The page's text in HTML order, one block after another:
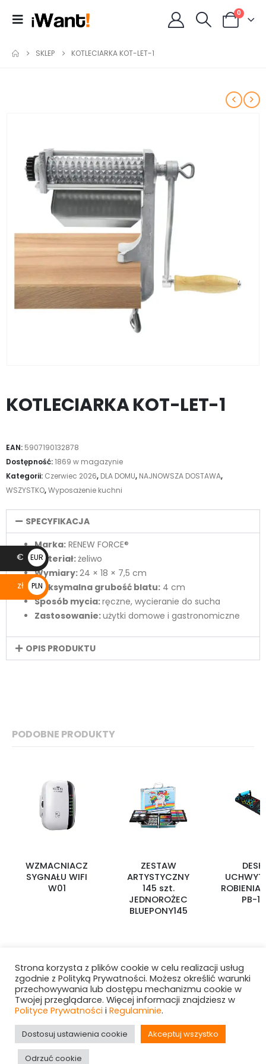
0
SKLEP KOTLECIARKA KOT-LET-1
KOTLECIARKA KOT-LET-1
EAN: 5907190132878
Dostępność:1869 w magazynie
Kategorii: Czerwiec 2026, DLA DOMU, NAJNOWSZA DOSTAWA,
WSZYSTKO,Wyposażenie kuchni
SPECYFIKACJA
Marka: RENEW FORCE®
Materiał:żeliwo
Wymiary:24 × 18 × 7,5 cm
Maksymalna grubość blatu: 4 cm
Sposób mycia:ręczne, wycieranie do sucha
Zastosowanie:użytki domowe i gastronomiczne
OPIS PRODUKTU
PODOBNE PRODUKTY
WZMACNIACZ
SYGNAŁU WIFI
W01
ZESTAW
ARTYSTYCZNY
145 szt.
JEDNOROŻEC
BLUEPONY145
ROBIENIA
PB-
Hurtownia i-Want! © 2025. All Rights Reserved
Strona korzysta z plików cookie w celu realizacji usług
zgodnie z Polityką Prywatności. Możesz określić warunki
przechowywania lub dostępu mechanizmu cookie w
Twojej przeglądarce. Więcej informacji znajdziesz w
Polityce Prywatności i Regulaminie.
Dostosuj ustawienia cookie Akceptuj wszystko
Odrzuć cookie
€
EUR
€
zł
PLN
zł